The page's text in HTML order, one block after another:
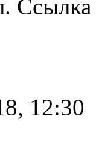
Ссылка
12:30